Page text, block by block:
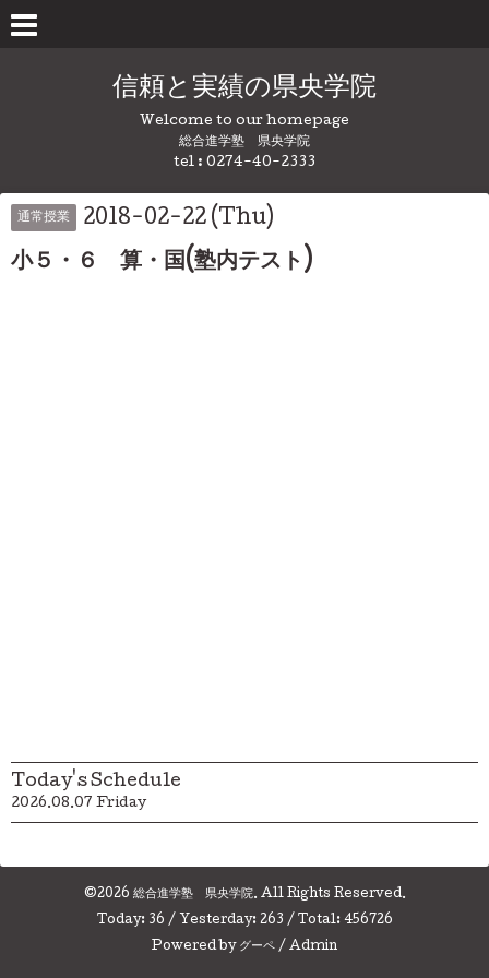
信頼と実績の県央学院
Welcome to our homepage
総合進学塾 県央学院
tel : 0274-40-2333
通常授業 2018-02-22 (Thu)
小５・６ 算・国(塾内テスト)
Today's Schedule
2026.08.07 Friday
©2026 総合進学塾 県央学院. All Rights Reserved.
Today: 36 / Yesterday: 263 / Total: 456726
Powered by グーペ / Admin